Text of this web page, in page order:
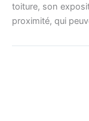
toiture, son
proximité, qui